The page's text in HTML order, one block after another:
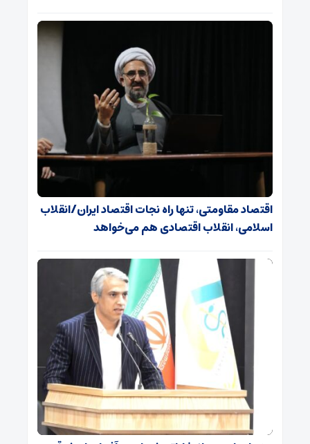
اقتصاد مقاومتی، تنها راه نجات اقتصاد ایران/انقلاب
اسلامی، انقلاب اقتصادی هم می‌خواهد